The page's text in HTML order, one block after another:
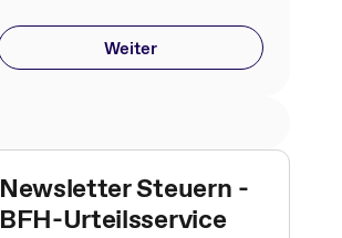
Weiter
Newsletter Steuern -
BFH-Urteilsservice